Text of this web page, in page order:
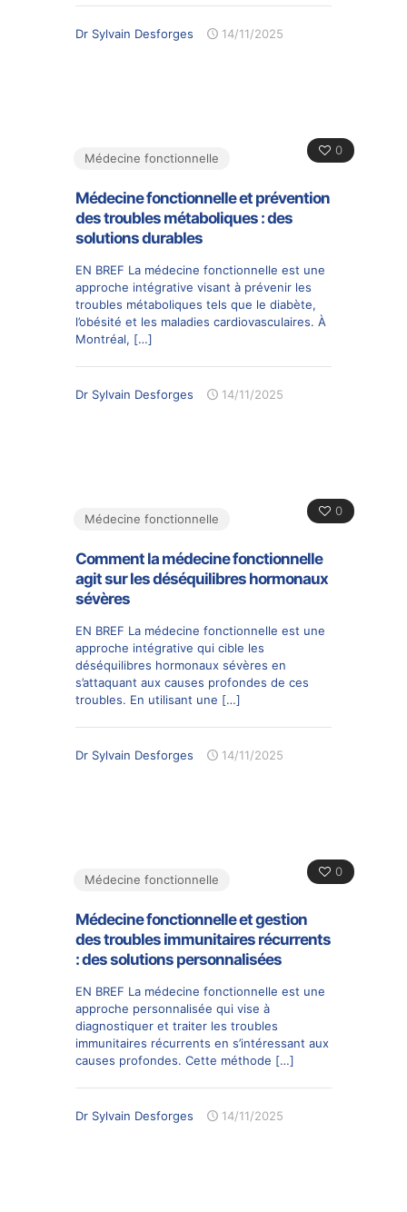
Dr Sylvain Desforges 14/11/2025
0
Médecine fonctionnelle
Médecine fonctionnelle et prévention
des troubles métaboliques : des
solutions durables
EN BREF La médecine fonctionnelle est une
approche intégrative visant à prévenir les
troubles métaboliques tels que le diabète,
l’obésité et les maladies cardiovasculaires. À
Montréal, […]
Dr Sylvain Desforges 14/11/2025
0
Médecine fonctionnelle
Comment la médecine fonctionnelle
agit sur les déséquilibres hormonaux
sévères
EN BREF La médecine fonctionnelle est une
approche intégrative qui cible les
déséquilibres hormonaux sévères en
s’attaquant aux causes profondes de ces
troubles. En utilisant une […]
Dr Sylvain Desforges 14/11/2025
0
Médecine fonctionnelle
Médecine fonctionnelle et gestion
des troubles immunitaires récurrents
: des solutions personnalisées
EN BREF La médecine fonctionnelle est une
approche personnalisée qui vise à
diagnostiquer et traiter les troubles
immunitaires récurrents en s’intéressant aux
causes profondes. Cette méthode […]
Dr Sylvain Desforges 14/11/2025